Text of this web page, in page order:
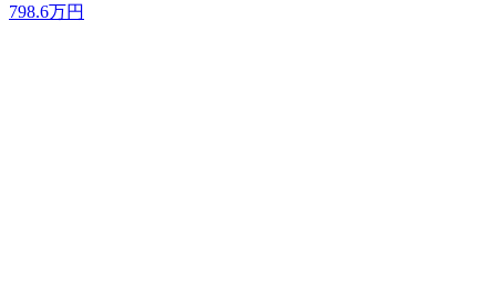
798.6万円